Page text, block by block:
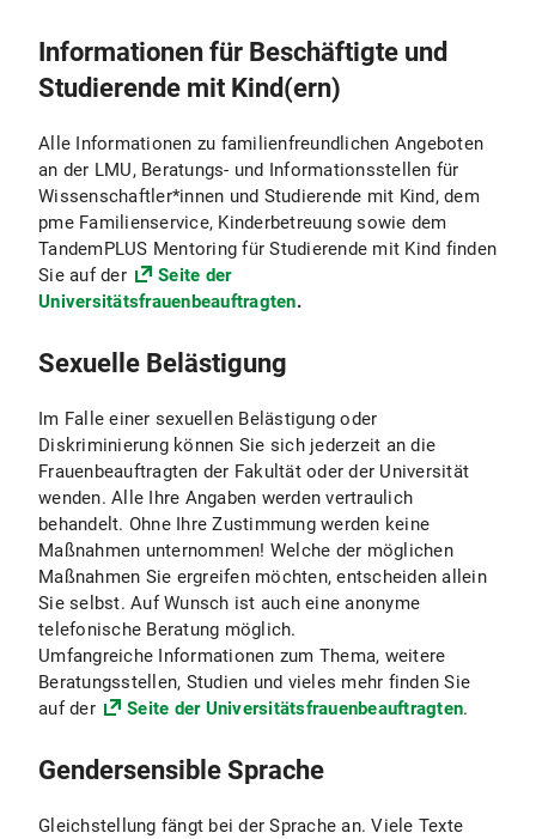
Weitere Informationen zum LMU Mentoring an der
Fakultät 20
Nachwuchswissenschaftlerinnen umfassen die
Maßnahmen auch Angebote speziell für
Programm. Aktuell ist dort auch der Corona-
Notfallfond der Universitätsfrauenbeauftragten
verlinkt.
Weitere Informationen zu Fördermöglichkeiten
an der LMU
Universitätsfrauenbeauftragten angebotenen
Seminare und Workshops zum Erwerb von
Gender- und Diversitykompetenz in Beruf, Lehre
und Forschung, die sich an verschiedene
Zielgruppen richten.
Weitere Informationen zur Weiterbildung
Informationen für Beschäftigte und
Studierende mit Kind(ern)
Alle Informationen zu familienfreundlichen Angeboten
an der LMU, Beratungs- und Informationsstellen für
Wissenschaftler*innen und Studierende mit Kind, dem
pme Familienservice, Kinderbetreuung sowie dem
TandemPLUS Mentoring für Studierende mit Kind finden
Sie auf der
Seite der
Universitätsfrauenbeauftragten.
Sexuelle Belästigung
Im Falle einer sexuellen Belästigung oder
Diskriminierung können Sie sich jederzeit an die
Frauenbeauftragten der Fakultät oder der Universität
wenden. Alle Ihre Angaben werden vertraulich
behandelt. Ohne Ihre Zustimmung werden keine
Maßnahmen unternommen! Welche der möglichen
Maßnahmen Sie ergreifen möchten, entscheiden allein
Sie selbst. Auf Wunsch ist auch eine anonyme
telefonische Beratung möglich.
Umfangreiche Informationen zum Thema, weitere
Beratungsstellen, Studien und vieles mehr finden Sie
auf der
Seite der Universitätsfrauenbeauftragten.
Gendersensible Sprache
Gleichstellung fängt bei der Sprache an. Viele Texte